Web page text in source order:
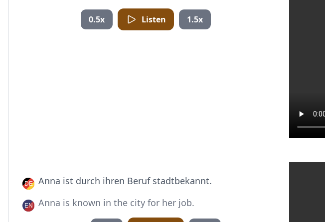
0.5x Listen 1.5x
Anna ist durch ihren Beruf stadtbekannt.
Anna is known in the city for her job.